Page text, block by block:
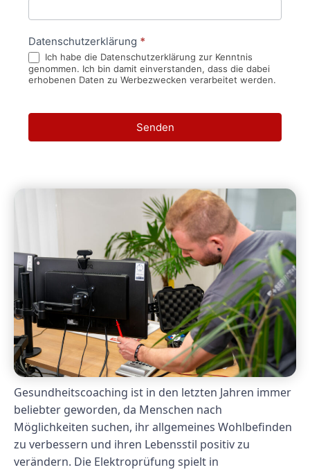
Datenschutzerklärung *
Ich habe die Datenschutzerklärung zur Kenntnis
genommen. Ich bin damit einverstanden, dass die dabei
erhobenen Daten zu Werbezwecken verarbeitet werden.
Senden
Gesundheitscoaching ist in den letzten Jahren immer
beliebter geworden, da Menschen nach
Möglichkeiten suchen, ihr allgemeines Wohlbefinden
zu verbessern und ihren Lebensstil positiv zu
verändern. Die Elektroprüfung spielt in